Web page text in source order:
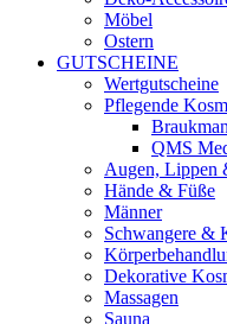
Möbel
Ostern
GUTSCHEINE
Wertgutscheine
Pflegende
QMS
Augen, Lippen
Hände & Füße
Männer
Schwangere &
Dekorative
Massagen
Sauna